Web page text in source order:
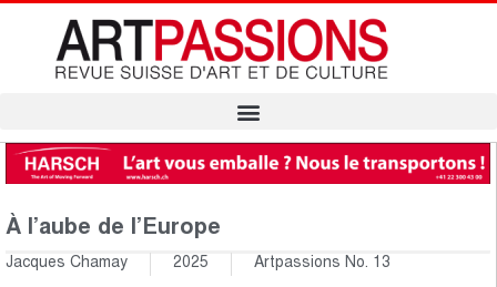
À l’aube de l’Europe
Jacques Chamay 2025 Artpassions No. 13